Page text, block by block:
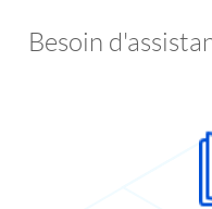
Besoin